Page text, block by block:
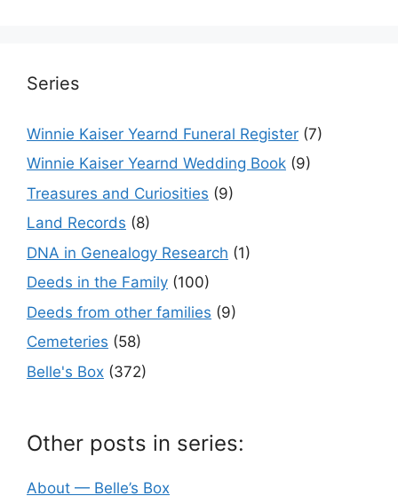
Series
Winnie Kaiser Yearnd Funeral Register (7)
Winnie Kaiser Yearnd Wedding Book (9)
Treasures and Curiosities (9)
Land Records (8)
DNA in Genealogy Research (1)
Deeds in the Family (100)
Deeds from other families (9)
Cemeteries (58)
Belle's Box (372)
Other posts in series:
About — Belle’s Box